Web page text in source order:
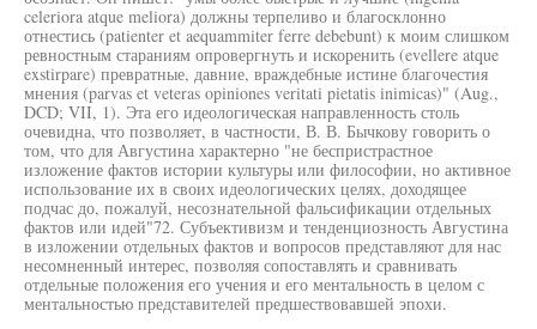
celeriora atque meliora) должны терпеливо и благосклонно
отнестись (patienter et aequammiter ferre debebunt) к моим слишком
ревностным стараниям опровергнуть и искоренить (evellere atque
exstirpare) превратные, давние, враждебные истине благочестия
мнения (parvas et veteras opiniones veritati pietatis inimicas)" (Aug.,
DCD; VII, 1). Эта его идеологическая направленность столь
очевидна, что позволяет, в частности, В. В. Бычкову говорить о
том, что для Августина характерно "не беспристрастное
изложение фактов истории культуры или философии, но активное
использование их в своих идеологических целях, доходящее
подчас до, пожалуй, несознательной фальсификации отдельных
фактов или идей"72. Субъективизм и тенденциозность Августина
в изложении отдельных фактов и вопросов представляют для нас
несомненный интерес, позволяя сопоставлять и сравнивать
отдельные положения его учения и его ментальность в целом с
ментальностью представителей предшествовавшей эпохи.